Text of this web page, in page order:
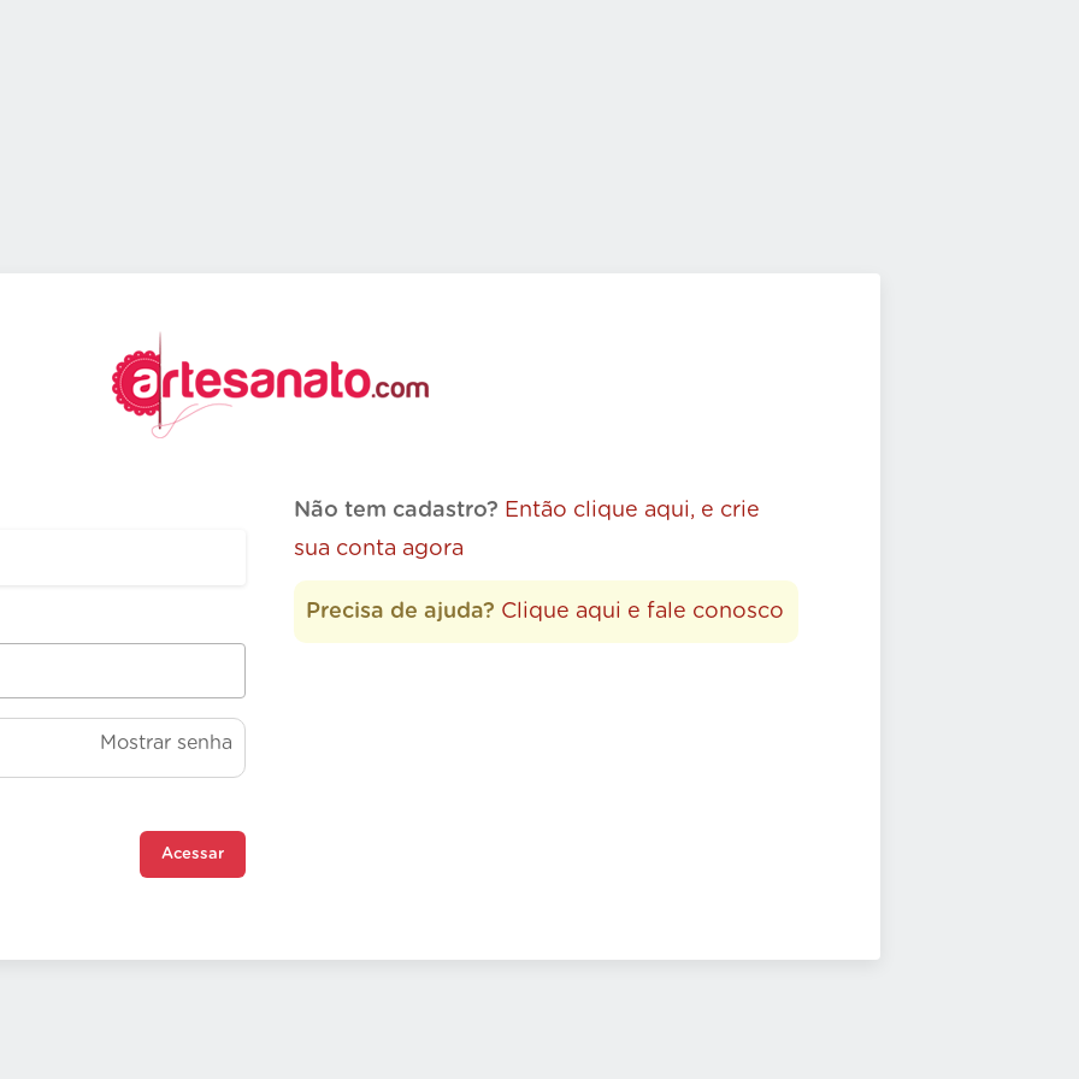
Mostrar senha
Acessar
Não tem cadastro? Então clique aqui, e crie
sua conta agora
Precisa de ajuda? Clique aqui e fale conosco